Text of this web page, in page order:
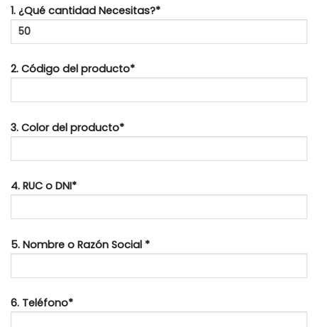
1. ¿Qué cantidad Necesitas?*
2. Código del producto*
3. Color del producto*
4. RUC o DNI*
5. Nombre o Razón Social *
6. Teléfono*